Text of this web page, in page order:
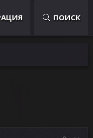
ПОИСК